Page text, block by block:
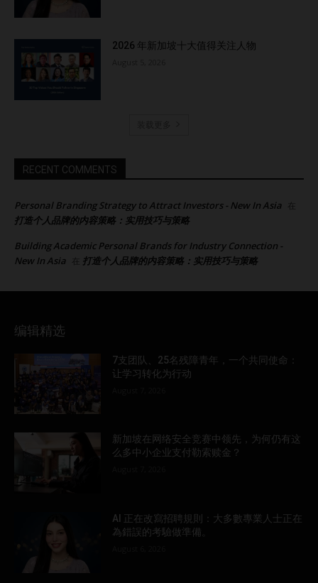
2026 年新加坡十大值得关注人物
RECENT COMMENTS
Personal Branding Strategy to Attract Investors - New In Asia 在
打造个人品牌的内容策略：实用技巧与策略
Building Academic Personal Brands for Industry Connection -
New In Asia
在 打造个人品牌的内容策略：实用技巧与策略
编辑精选
7支团队、25名残障青年，一个共同使命：
让学习转化为行动
新加坡在网络安全竞赛中领先，为何仍有这
么多中小企业支付勒索赎金？
AI 正在改寫招聘規則：大多數專業人士正在
為錯誤的考驗做準備。